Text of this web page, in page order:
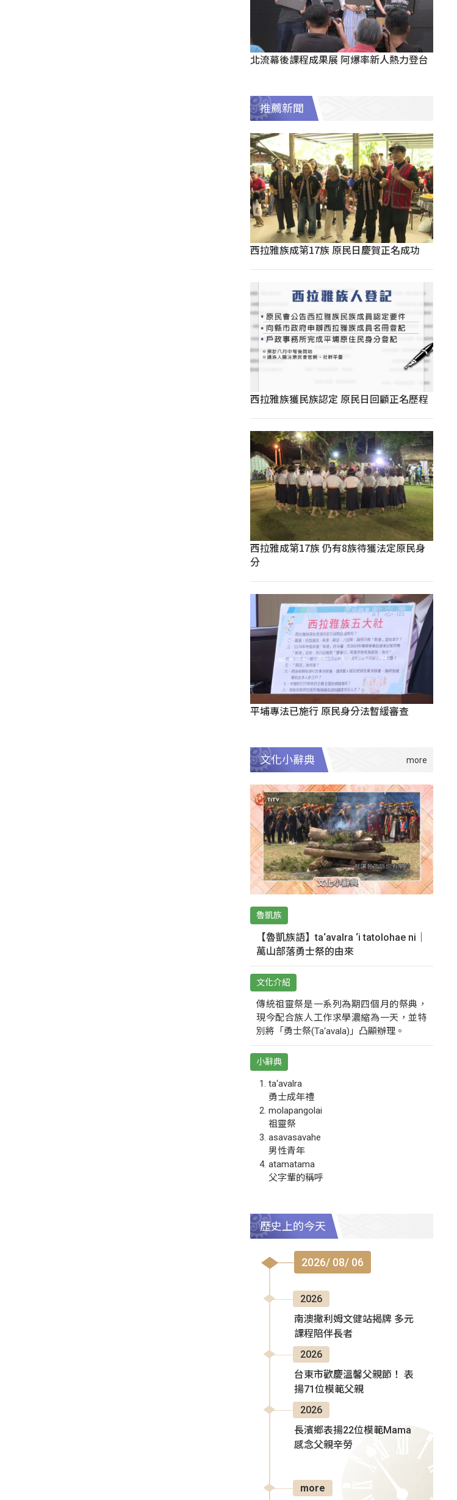
北流幕後課程成果展 阿爆率新人熱力登台
推薦新聞
西拉雅族成第17族 原民日慶賀正名成功
西拉雅族獲民族認定 原民日回顧正名歷程
西拉雅成第17族 仍有8族待獲法定原民身
分
平埔專法已施行 原民身分法暫緩審查
文化小辭典
魯凱族
【魯凱族語】ta‘avalra ‘i tatolohae ni｜
萬山部落勇士祭的由來
文化介紹
傳統祖靈祭是一系列為期四個月的祭典，
現今配合族人工作求學濃縮為一天，並特
別將「勇士祭(Ta‘avala)」凸顯辦理。
小辭典
ta‘avalra
勇士成年禮
molapangolai
祖靈祭
asavasavahe
男性青年
atamatama
父字輩的稱呼
歷史上的今天
2026/ 08/ 06
2026
南澳撒利姆文健站揭牌 多元
課程陪伴長者
2026
台東市歡慶溫馨父親節！ 表
揚71位模範父親
2026
長濱鄉表揚22位模範Mama
感念父親辛勞
more